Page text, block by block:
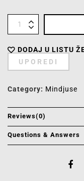
DODAJ U LISTU
UPOREDI
Category: Mindjuse
Reviews(0)
Questions & Answers